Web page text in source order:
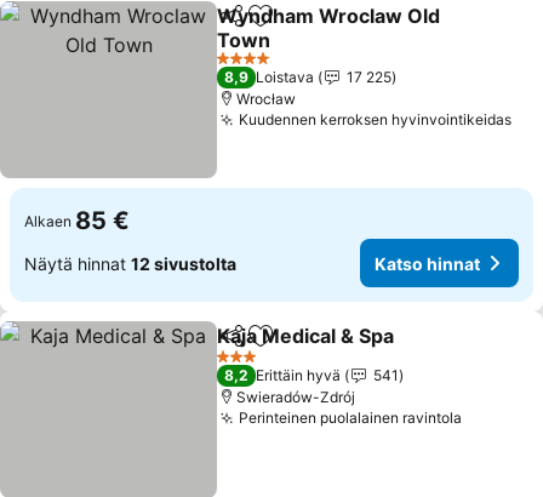
Jaa Lisää suosikkeihin
Wyndham Wroclaw Old
Town
Katso hinnat
4 Tähtiluokitus
8,9 Loistava
17 225
Wrocław
Kuudennen kerroksen hyvinvointikeidas
Alkaen 85 €
Näytä hinnat 12 sivustolta Katso hinnat
Jaa Lisää suosikkeihin
Kaja Medical & Spa
3 Tähtiluokitus
8,2 Erittäin hyvä
541
Swieradów-Zdrój
Perinteinen puolalainen ravintola